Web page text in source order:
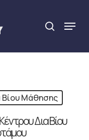
search
Menu
Βίου Μάθησης
Δια Βίου
Close